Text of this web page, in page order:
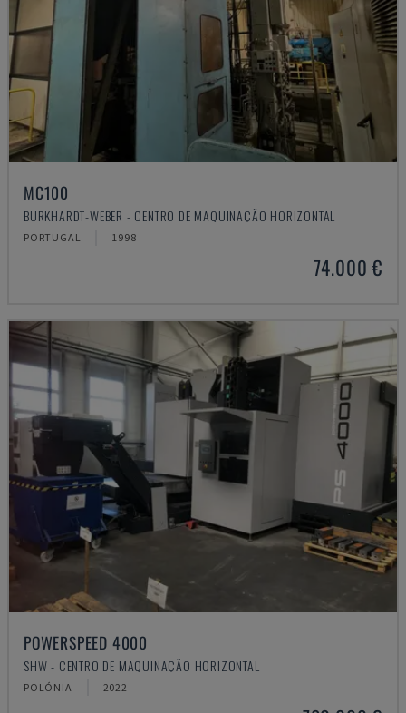
MC100
BURKHARDT-WEBER - CENTRO DE MAQUINAÇÃO HORIZONTAL
PORTUGAL 1998
74.000 €
POWERSPEED 4000
SHW - CENTRO DE MAQUINAÇÃO HORIZONTAL
POLÓNIA 2022